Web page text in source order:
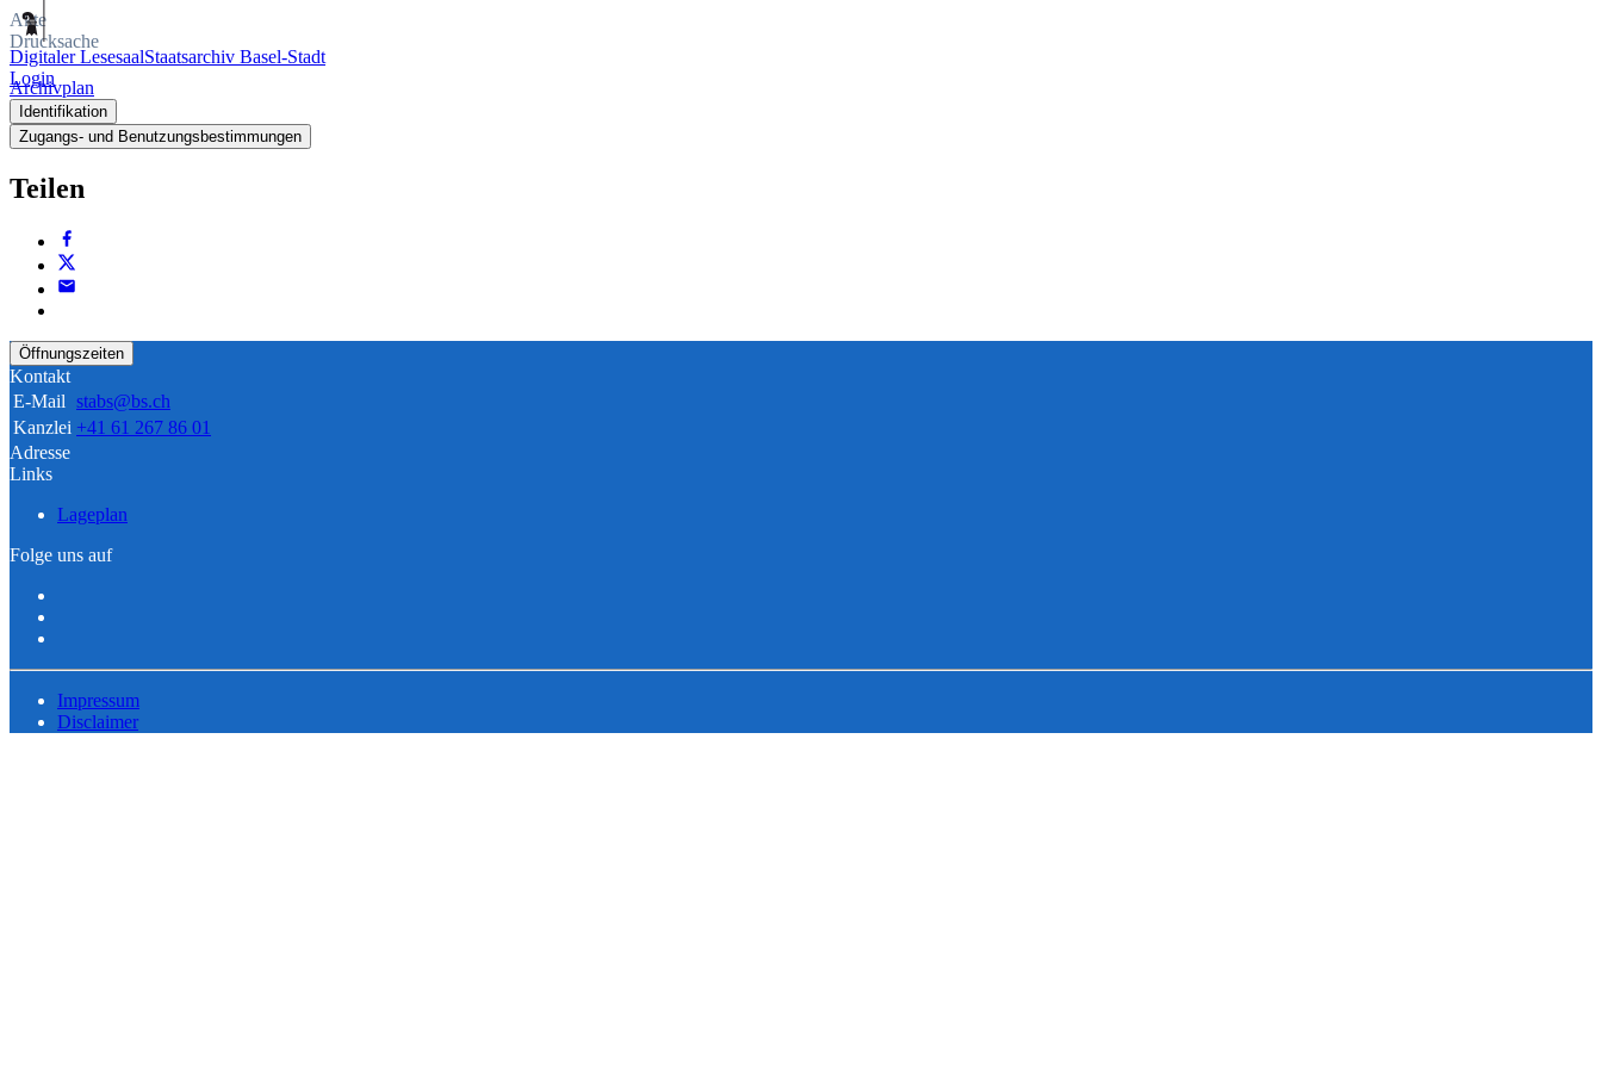
Digitaler LesesaalStaatsarchiv Basel-Stadt
Login
Akte
Drucksache
Archivplan
Identifikation
Zugangs- und Benutzungsbestimmungen
Teilen
Öffnungszeiten
Kontakt
E-Mail stabs@bs.ch
Kanzlei +41 61 267 86 01
Adresse
Links
Lageplan
Folge uns auf
Impressum
Disclaimer